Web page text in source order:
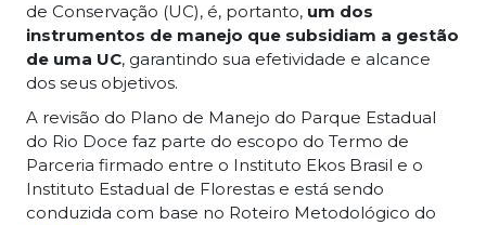
de Conservação (UC), é, portanto, um dos
instrumentos de manejo que subsidiam a gestão
de uma UC, garantindo sua efetividade e alcance
dos seus objetivos.
A revisão do Plano de Manejo do Parque Estadual
do Rio Doce faz parte do escopo do Termo de
Parceria firmado entre o Instituto Ekos Brasil e o
Instituto Estadual de Florestas e está sendo
conduzida com base no Roteiro Metodológico do